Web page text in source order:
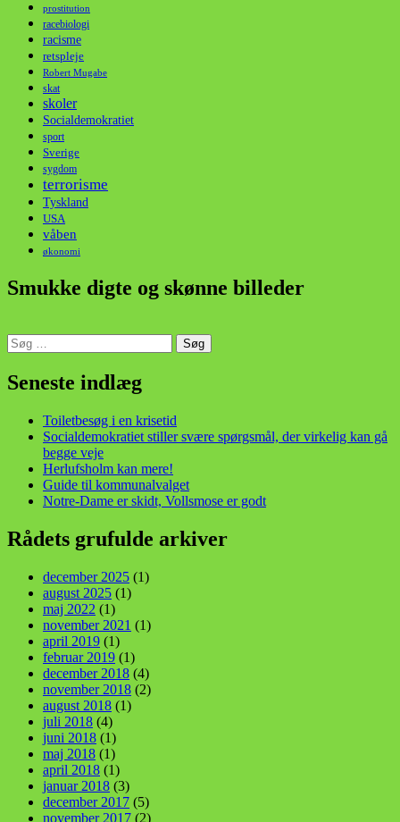
prostitution
racebiologi
racisme
retspleje
Robert Mugabe
skat
skoler
Socialdemokratiet
sport
Sverige
sygdom
terrorisme
Tyskland
USA
våben
økonomi
Smukke digte og skønne billeder
Søg
efter:
Seneste indlæg
Toiletbesøg i en krisetid
Socialdemokratiet stiller svære spørgsmål, der virkelig kan gå
begge veje
Herlufsholm kan mere!
Guide til kommunalvalget
Notre-Dame er skidt, Vollsmose er godt
Rådets grufulde arkiver
december 2025 (1)
august 2025 (1)
maj 2022 (1)
november 2021 (1)
april 2019 (1)
februar 2019 (1)
december 2018 (4)
november 2018 (2)
august 2018 (1)
juli 2018 (4)
juni 2018 (1)
maj 2018 (1)
april 2018 (1)
januar 2018 (3)
december 2017 (5)
november 2017 (2)